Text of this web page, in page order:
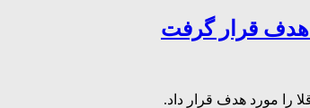
هدف قرار گرفت
را مورد هدف قرار داد.